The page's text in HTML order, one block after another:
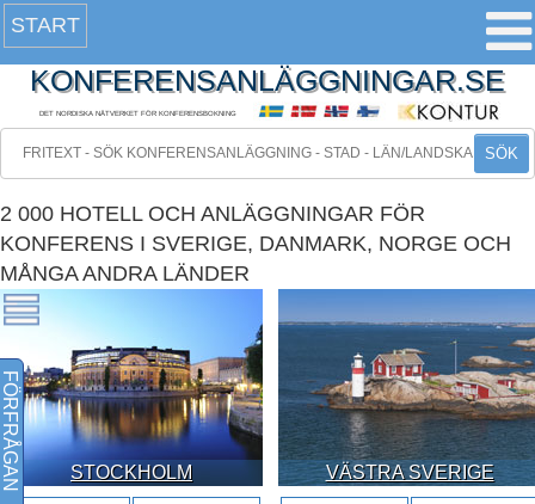
START
KONFERENSANLÄGGNINGAR.SE
DET NORDISKA NÄTVERKET FÖR KONFERENSBOKNING
SÖK
2 000 HOTELL OCH ANLÄGGNINGAR FÖR
KONFERENS I SVERIGE, DANMARK, NORGE OCH
MÅNGA ANDRA LÄNDER
STOCKHOLM VÄSTRA SVERIGE
FÖRFRÅGAN